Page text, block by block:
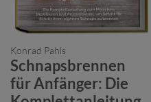
Konrad Pahls
Schnapsbrennen
für Anfänger: Die